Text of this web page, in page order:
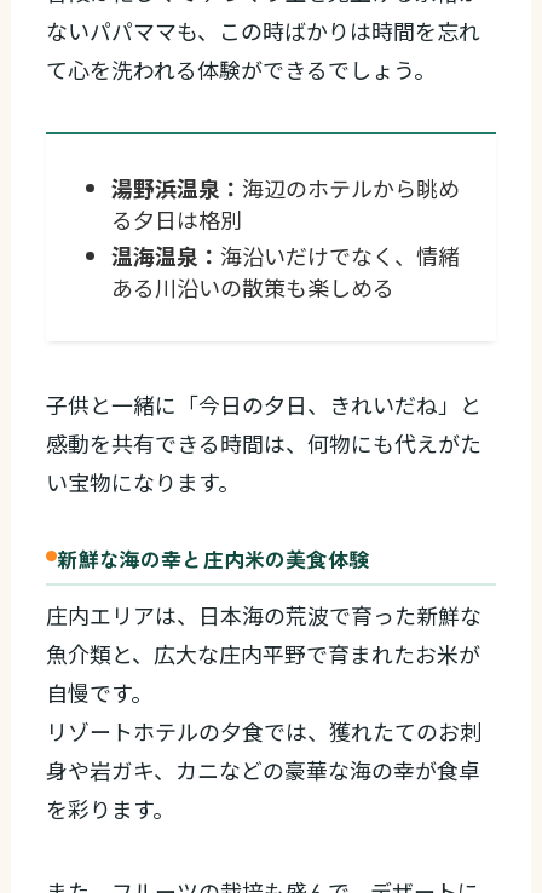
ないパパママも、この時ばかりは時間を忘れ
て心を洗われる体験ができるでしょう。
湯野浜温泉： 海辺のホテルから眺め
る夕日は格別
温海温泉： 海沿いだけでなく、情緒
ある川沿いの散策も楽しめる
子供と一緒に「今日の夕日、きれいだね」と
感動を共有できる時間は、何物にも代えがた
い宝物になります。
新鮮な海の幸と庄内米の美食体験
庄内エリアは、日本海の荒波で育った新鮮な
魚介類と、広大な庄内平野で育まれたお米が
自慢です。
リゾートホテルの夕食では、獲れたてのお刺
身や岩ガキ、カニなどの豪華な海の幸が食卓
を彩ります。